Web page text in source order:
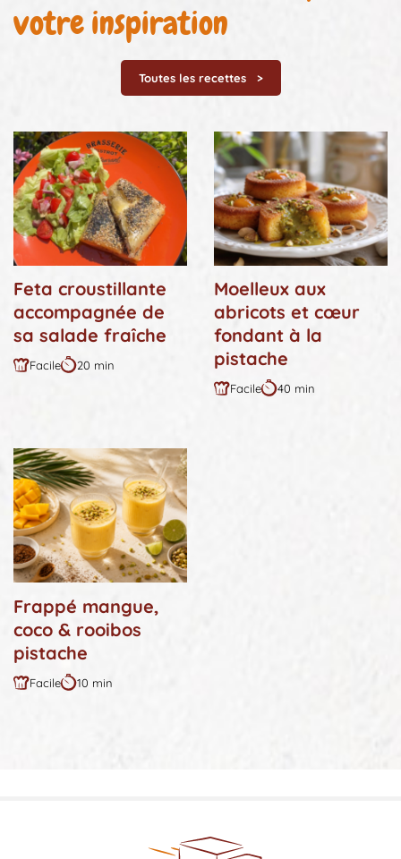
votre inspiration
Toutes les recettes
Feta croustillante
accompagnée de
sa salade fraîche
Difficulté
Facile
Durée
20 min
Moelleux aux
abricots et cœur
fondant à la
pistache
Difficulté
Facile
Durée
40 min
Frappé mangue,
coco & rooibos
pistache
Difficulté
Facile
Durée
10 min